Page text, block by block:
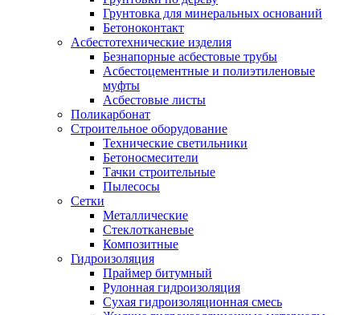
Грунтовка для минеральных оснований
Бетоноконтакт
Асбестотехнические изделия
Безнапорные асбестовые трубы
Асбестоцементные и полиэтиленовые
муфты
Асбестовые листы
Поликарбонат
Строительное оборудование
Технические светильники
Бетоносмесители
Тачки строительные
Пылесосы
Сетки
Металлические
Стеклотканевые
Композитные
Гидроизоляция
Праймер битумный
Рулонная гидроизоляция
Сухая гидроизоляционная смесь